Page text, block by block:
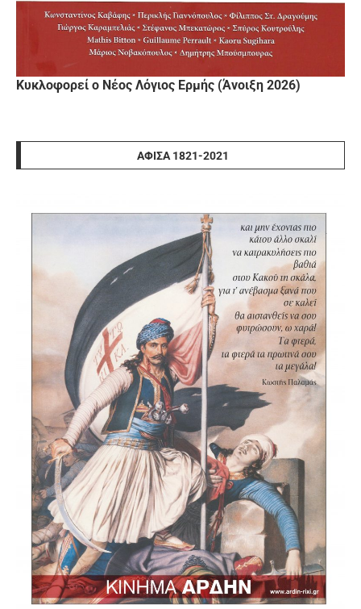
Κυκλοφορεί ο Νέος Λόγιος Ερμής (Άνοιξη 2026)
ΑΦΊΣΑ 1821-2021